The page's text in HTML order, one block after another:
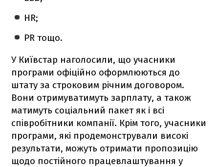
HR;
PR тощо.
У Київстар наголосили, що учасники
програми офіційно оформлюються до
штату за строковим річним договором.
Вони отримуватимуть зарплату, а також
матимуть соціальний пакет як і всі
співробітники компанії. Крім того, учасники
програми, які продемонстрували високі
результати, можуть отримати пропозицію
щодо постійного працевлаштування у